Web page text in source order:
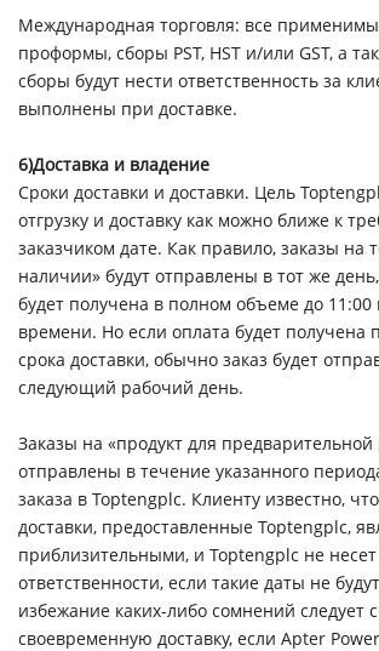
Международная торговля: все
проформы, сборы PST, HST и/или GST, а
сборы будут нести ответственность за
выполнены при доставке.
6)Доставка и владение
Сроки доставки и доставки. Цель
отгрузку и доставку как можно ближе к
заказчиком дате. Как правило, заказы на
наличии» будут отправлены в тот же
будет получена в полном объеме до 11:00
времени. Но если оплата будет получена
срока доставки, обычно заказ будет
следующий рабочий день.
Заказы на «продукт для предварительной
отправлены в течение указанного
заказа в Toptengplc. Клиенту известно,
доставки, предоставленные Toptengplc,
приблизительными, и Toptengplc не несет
ответственности, если такие даты не
избежание каких-либо сомнений следует
своевременную доставку, если Apter